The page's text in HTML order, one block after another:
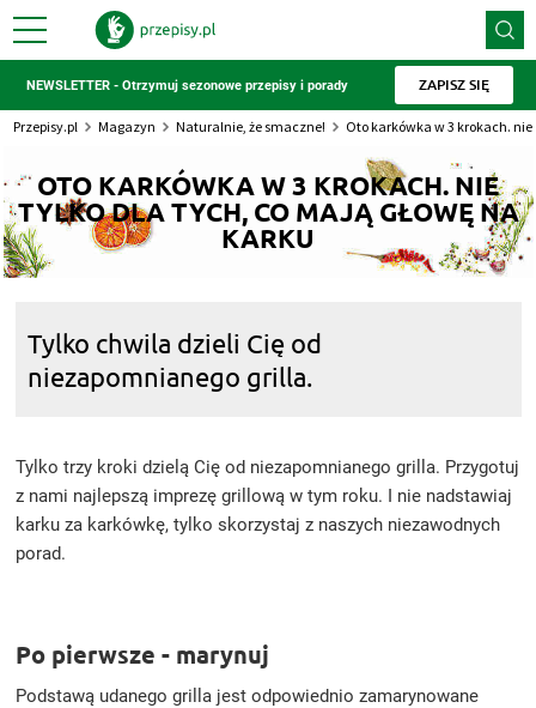
NEWSLETTER - Otrzymuj sezonowe przepisy i porady ZAPISZ SIĘ
Przepisy.pl Magazyn Naturalnie, że smaczne! Oto karkówka w 3 krokach.
OTO KARKÓWKA W 3 KROKACH. NIE
TYLKO DLA TYCH, CO MAJĄ GŁOWĘ NA
KARKU
Tylko chwila dzieli Cię od
niezapomnianego grilla.
Tylko trzy kroki dzielą Cię od niezapomnianego grilla. Przygotuj
z nami najlepszą imprezę grillową w tym roku. I nie nadstawiaj
karku za karkówkę, tylko skorzystaj z naszych niezawodnych
porad.
Po pierwsze - marynuj
Podstawą udanego grilla jest odpowiednio zamarynowane